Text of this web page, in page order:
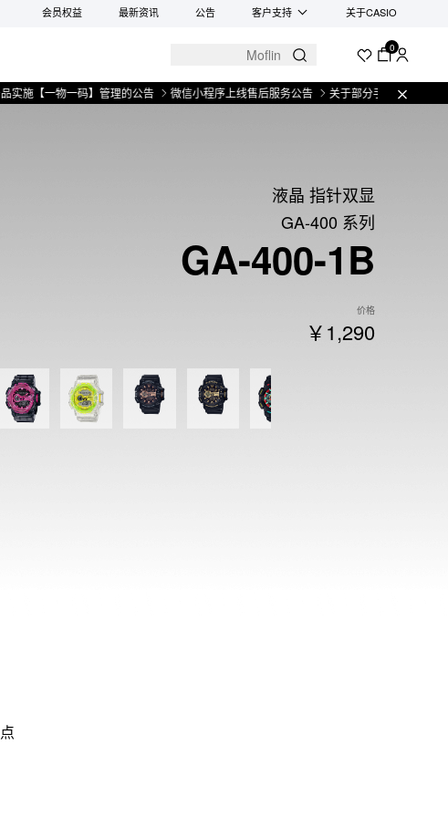
会员权益 最新资讯 公告 客户支持 关于CASIO
0
【一物一码】管理的公告 微信小程序上线售后服务公告 关于部分手表产品实施【一
液晶 指针双显
GA-400 系列
GA-400-1B
价格
￥1,290